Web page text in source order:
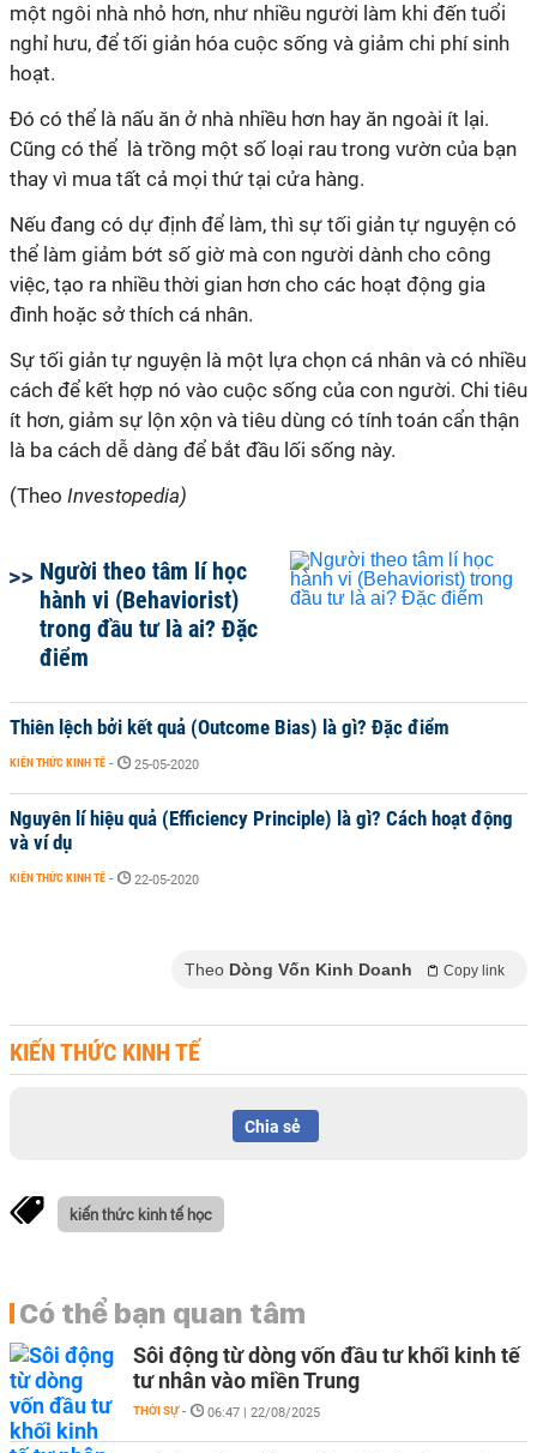
một ngôi nhà nhỏ hơn, như nhiều người làm khi đến tuổi
nghỉ hưu, để tối giản hóa cuộc sống và giảm chi phí sinh
hoạt.
Đó có thể là nấu ăn ở nhà nhiều hơn hay ăn ngoài ít lại.
Cũng có thể là trồng một số loại rau trong vườn của bạn
thay vì mua tất cả mọi thứ tại cửa hàng.
Nếu đang có dự định để làm, thì sự tối giản tự nguyện có
thể làm giảm bớt số giờ mà con người dành cho công
việc, tạo ra nhiều thời gian hơn cho các hoạt động gia
đình hoặc sở thích cá nhân.
Sự tối giản tự nguyện là một lựa chọn cá nhân và có nhiều
cách để kết hợp nó vào cuộc sống của con người. Chi tiêu
ít hơn, giảm sự lộn xộn và tiêu dùng có tính toán cẩn thận
là ba cách dễ dàng để bắt đầu lối sống này.
(Theo Investopedia)
Người theo tâm lí học
hành vi (Behaviorist)
trong đầu tư là ai? Đặc
điểm
Thiên lệch bởi kết quả (Outcome Bias) là gì? Đặc điểm
KIẾN THỨC KINH TẾ - 25-05-2020
Nguyên lí hiệu quả (Efficiency Principle) là gì? Cách hoạt động
và ví dụ
KIẾN THỨC KINH TẾ - 22-05-2020
Theo Dòng Vốn Kinh Doanh Copy link
KIẾN THỨC KINH TẾ
Chia sẻ
kiến thức kinh tế học
Có thể bạn quan tâm
Sôi động từ dòng vốn đầu tư khối kinh tế
tư nhân vào miền Trung
THỜI SỰ - 06:47 | 22/08/2025